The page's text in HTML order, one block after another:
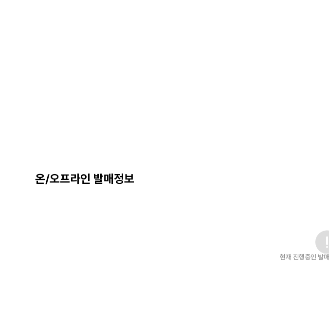
온/오프라인 발매정보
현재 진행중인 발매